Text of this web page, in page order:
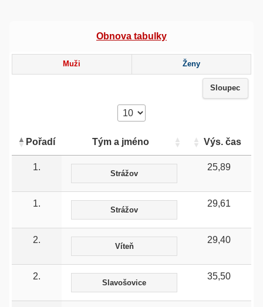
Obnova tabulky
Muži Ženy
Sloupec
Pořadí Tým a jméno Výs. čas
1.
Strážov
25,89
1.
Strážov
29,61
2.
Víteň
29,40
2.
Slavošovice
35,50